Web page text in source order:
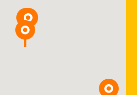
de voyager en famille ;
et culturel ;